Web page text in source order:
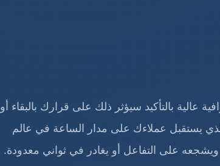
بالتأكيد سيؤثر ذلك على قرارك بالبقاء أو
يستقبل عملاءك على مدار الساعة في عالم
على التفاعل أو يغادر في ثواني معدودة.